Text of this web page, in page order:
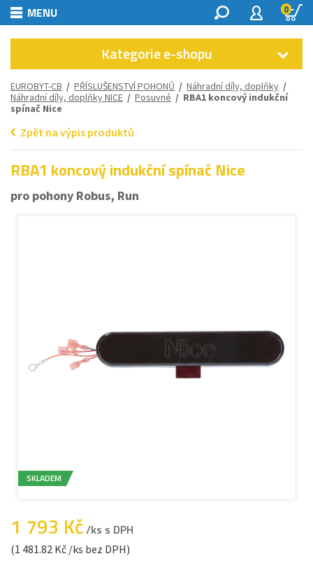
MENU 0
Kategorie e-shopu
EUROBYT-CB / PŘÍSLUŠENSTVÍ POHONŮ / Náhradní díly, doplňky /
Náhradní díly, doplňky NICE / Posuvné / RBA1 koncový indukční
spínač Nice
Zpět na výpis produktů
RBA1 koncový indukční spínač Nice
pro pohony Robus, Run
SKLADEM
1 793 Kč/ks s DPH
(1 481.82 Kč /ks bez DPH)